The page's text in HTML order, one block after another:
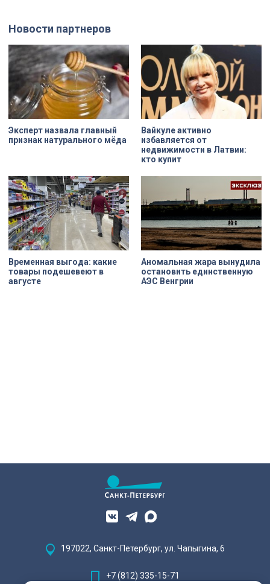
адресов сейчас — Дом
Единоверческой церкви Святого
Николая на улице Марата. Здание
XIX века, прошедшее через
несколько перестроек, сегодня
переживает второе рождение.
Жемчужина, объекта культурного
наследия — исторические часы.
Их элементы утрачены на 90%.
Новости партнеров
Эксперт назвала главный
признак натурального мёда
Вайкуле активно
избавляется от
недвижимости в Латвии:
кто купит
Временная выгода: какие
товары подешевеют в
августе
Аномальная жара вынудила
остановить единственную
АЭС Венгрии
197022, Санкт-Петербург, ул. Чапыгина, 6
+7 (812) 335-15-71